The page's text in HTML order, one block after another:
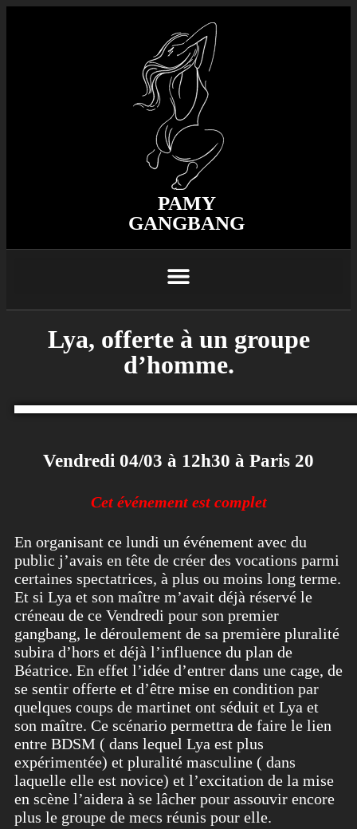
PAMY
GANGBANG
Lya, offerte à un groupe
d’homme.
Vendredi 04/03 à 12h30 à Paris 20
Cet événement est complet
En organisant ce lundi un événement avec du
public j’avais en tête de créer des vocations parmi
certaines spectatrices, à plus ou moins long terme.
Et si Lya et son maître m’avait déjà réservé le
créneau de ce Vendredi pour son premier
gangbang, le déroulement de sa première pluralité
subira d’hors et déjà l’influence du plan de
Béatrice. En effet l’idée d’entrer dans une cage, de
se sentir offerte et d’être mise en condition par
quelques coups de martinet ont séduit et Lya et
son maître. Ce scénario permettra de faire le lien
entre BDSM ( dans lequel Lya est plus
expérimentée) et pluralité masculine ( dans
laquelle elle est novice) et l’excitation de la mise
en scène l’aidera à se lâcher pour assouvir encore
plus le groupe de mecs réunis pour elle.